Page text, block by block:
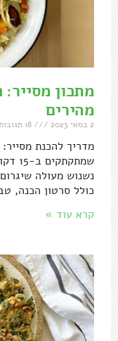
מתכון מסייר:
מהירים
2 במאי 2023
מדריך להכנת
נשנוש מעולה
כולל סרטון הכנה,
קרא עוד »